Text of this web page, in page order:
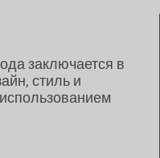
заключается в
стиль и